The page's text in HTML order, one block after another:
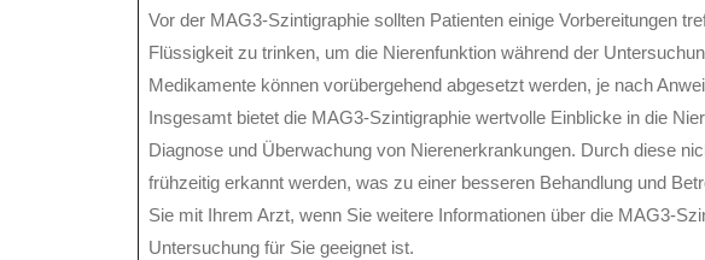
Vor der MAG3-Szintigraphie sollten Patienten einige Vorbereitungen
Flüssigkeit zu trinken, um die Nierenfunktion während der
Medikamente können vorübergehend abgesetzt werden, je nach
Insgesamt bietet die MAG3-Szintigraphie wertvolle Einblicke in die
Diagnose und Überwachung von Nierenerkrankungen. Durch diese
frühzeitig erkannt werden, was zu einer besseren Behandlung und
Sie mit Ihrem Arzt, wenn Sie weitere Informationen über die MAG3-
Untersuchung für Sie geeignet ist.